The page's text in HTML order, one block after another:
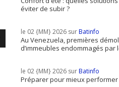
éviter de subir ?
le 02 {MM} 2026 surBatinfo
Au Venezuela, premières
d’immeubles endommagés par
le 02 {MM} 2026 surBatinfo
Préparer pour mieux performer